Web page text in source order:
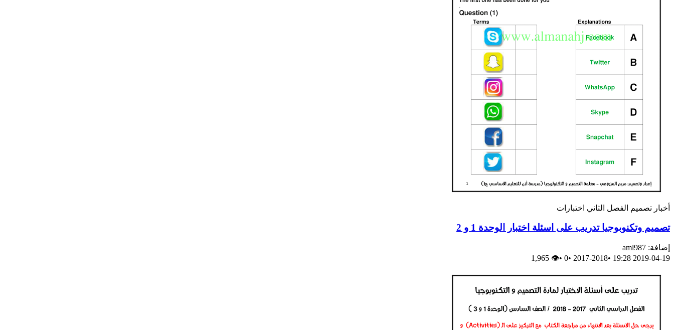
أخبار تصميم الفصل الثاني اختبارات
تصميم وتكنوبوجيا تدريب على اسئلة اختبار الوحدة 1 و 2
إضافة: aml987
2019-04-19 19:28
•
2017-2018
•
0
•
👁 1,965